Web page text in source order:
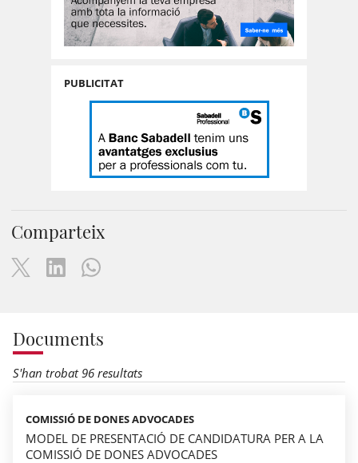
PUBLICITAT
Comparteix
Documents
S'han trobat 96 resultats
COMISSIÓ DE DONES ADVOCADES
MODEL DE PRESENTACIÓ DE CANDIDATURA PER A LA
COMISSIÓ DE DONES ADVOCADES